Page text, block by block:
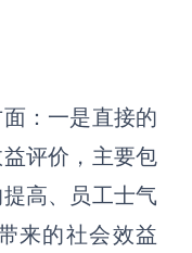
： 一是直接的
评价，主要包
高、员工士气
来的社会效益